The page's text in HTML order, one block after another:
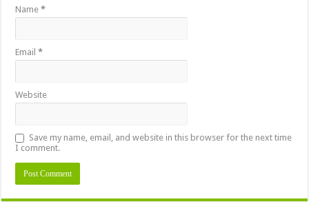
Name*
Email*
Website
Save my name, email, and website in this browser for the next time
I comment.